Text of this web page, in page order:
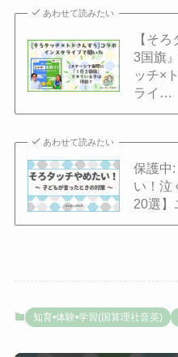
あわせて読みたい
【そ
3国旗
ッチ×
ライ…
あわせて読みたい
保護中
い！泣
20選】
知育•体験•学習(国算理社音英)